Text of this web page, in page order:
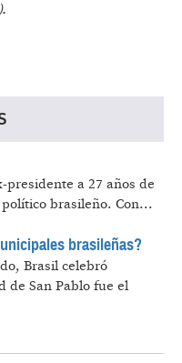
presidente a 27 años de
brasileño. Con...
brasileñas?
Brasil celebró
de San Pablo fue el